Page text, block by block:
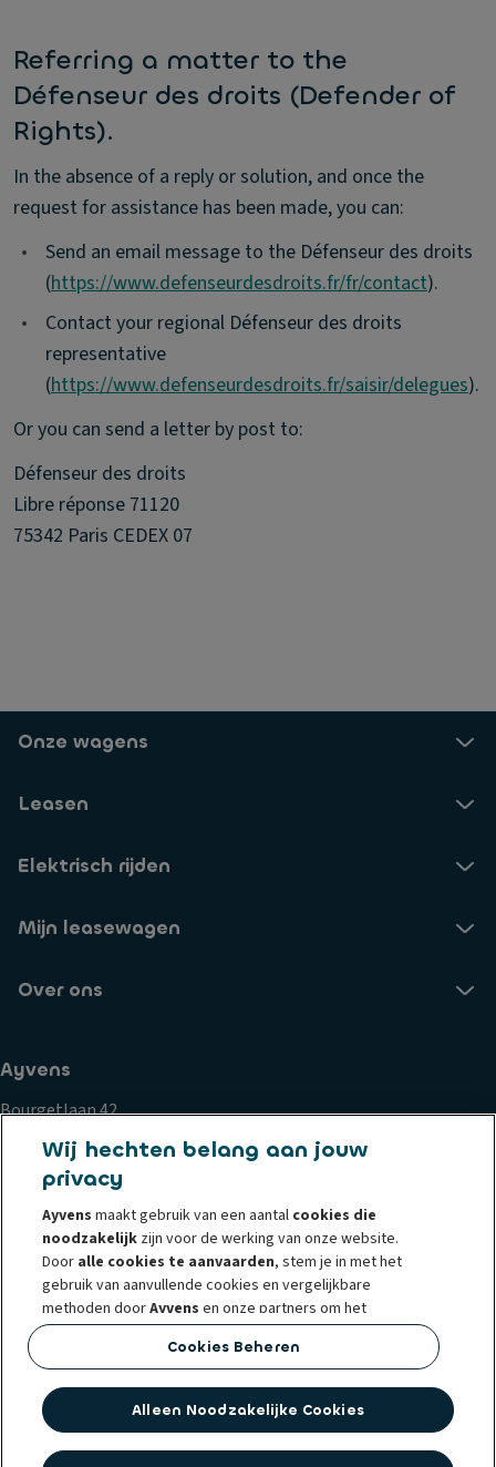
Referring a matter to the
Défenseur des droits (Defender of
Rights).
In the absence of a reply or solution, and once the
request for assistance has been made, you can:
•
Send an email message to the Défenseur des droits
(https://www.defenseurdesdroits.fr/fr/contact).
•
Contact your regional Défenseur des droits
representative
(https://www.defenseurdesdroits.fr/saisir/delegues).
Or you can send a letter by post to:
Défenseur des droits
Libre réponse 71120
75342 Paris CEDEX 07
Onze wagens
Leasen
Elektrisch rijden
Mijn leasewagen
Over ons
Ayvens
Bourgetlaan 42
1932 Zaventem
Cookiebeleid
Whistleblowing
Gebruiksvoorwaarden
Klachten
Corporate
Societe Generale Wettelijke documenten
© 2026 Ayvens, het nieuwe mobiliteitsmerk dat vanuit ALD Automotive en
LeasePlan is ontstaan, is een marktleider in het aanbieden van leasing,
mobiliteitsadvies en ex-leasewagens. Ayvens is naast België actief in nog
41 landen. Wereldwijd heeft Ayvens 14.500 medewerkers en beheert het
Wij hechten belang aan jouw
privacy
Ayvens maakt gebruik van een aantal cookies die
noodzakelijk zijn voor de werking van onze website.
Door alle cookies te aanvaarden, stem je in met het
gebruik van aanvullende cookies en vergelijkbare
methoden doorAyvens en onze partners om het
webverkeer en het onlinegedrag te analyseren, om
functies voor sociale media aan te bieden en om inhoud
personaliseren.
Je kunt op elk momentcookies beherenof je
Cookies Beheren
Alleen Noodzakelijke Cookies